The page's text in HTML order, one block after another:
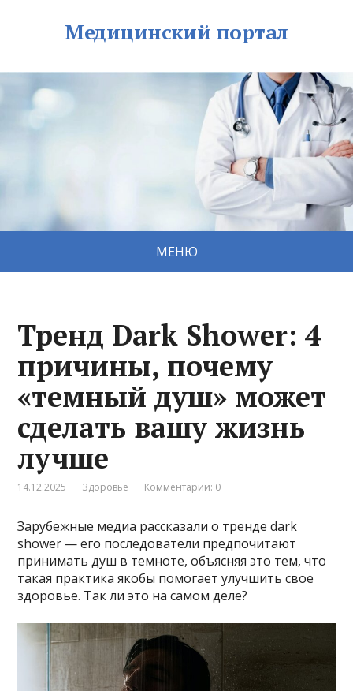
Медицинский портал
МЕНЮ
Тренд Dark Shower: 4
причины, почему
«темный душ» может
сделать вашу жизнь
лучше
14.12.2025 Здоровье Комментарии: 0
Зарубежные медиа рассказали о тренде dark
shower — его последователи предпочитают
принимать душ в темноте, объясняя это тем, что
такая практика якобы помогает улучшить свое
здоровье. Так ли это на самом деле?